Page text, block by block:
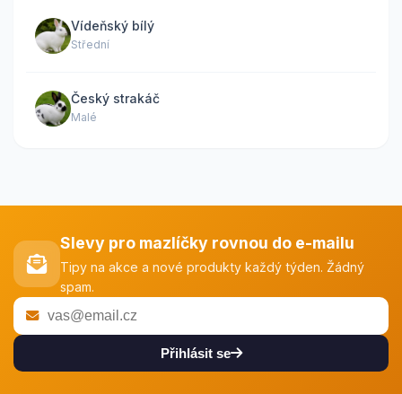
Vídeňský bílý
Střední
Český strakáč
Malé
Slevy pro mazlíčky rovnou do e-mailu
Tipy na akce a nové produkty každý týden. Žádný
spam.
Přihlásit se